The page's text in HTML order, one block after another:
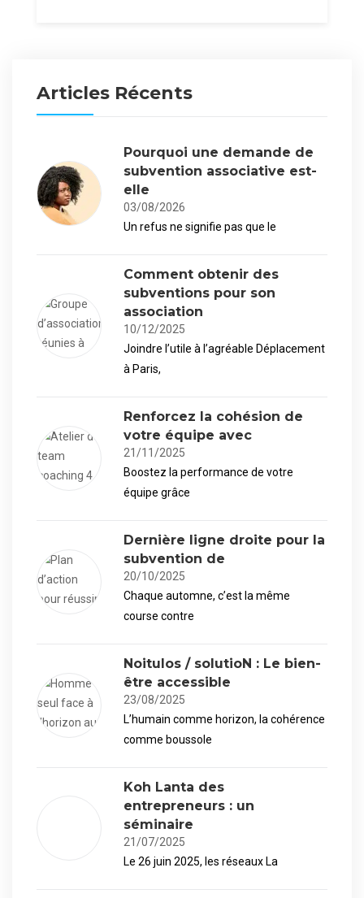
Articles Récents
Pourquoi une demande de
subvention associative est-
elle
03/08/2026
Un refus ne signifie pas que le
Comment obtenir des
subventions pour son
association
10/12/2025
Joindre l’utile à l’agréable Déplacement
à Paris,
Renforcez la cohésion de
votre équipe avec
21/11/2025
Boostez la performance de votre
équipe grâce
Dernière ligne droite pour la
subvention de
20/10/2025
Chaque automne, c’est la même
course contre
Noitulos / solutioN : Le bien-
être accessible
23/08/2025
L’humain comme horizon, la cohérence
comme boussole
Koh Lanta des
entrepreneurs : un
séminaire
21/07/2025
Le 26 juin 2025, les réseaux La